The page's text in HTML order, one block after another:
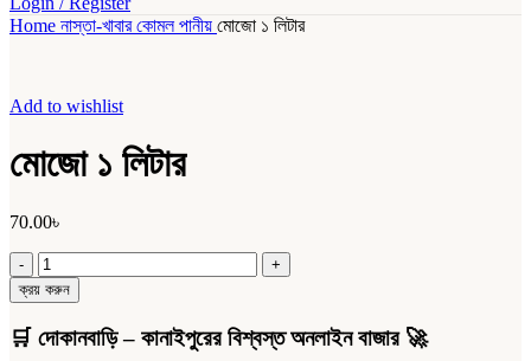
Home নাস্তা-খাবারকোমল পানীয় মোজো ১ লিটার
Add to wishlist
মোজো ১ লিটার
70.00৳
মোজো
১
লিটার
ক্রয় করুন
🛒 দোকানবাড়ি – কানাইপুরের বিশ্বস্ত অনলাইন বাজার🚀